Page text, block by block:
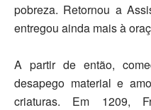
pobreza. Retornou a
entregou ainda mais à
A partir de então,
desapego material e
criaturas. Em 1209,